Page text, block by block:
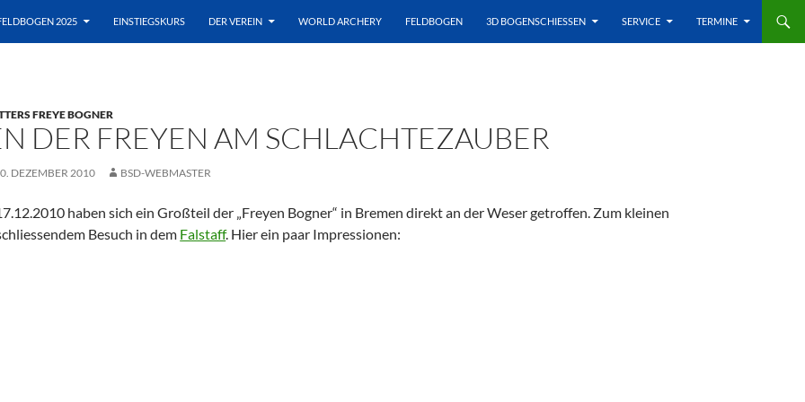
2025 EINSTIEGSKURS DER VEREIN WORLD ARCHERY FELDBOGEN 3D BOGENSCHIESSEN SERVICE TERMINE
FREYE BOGNER
DER FREYEN AM SCHLACHTEZAUBER
DEZEMBER 2010 BSD-WEBMASTER
haben sich ein Großteil der „Freyen Bogner“ in Bremen direkt an der Weser getroffen. Zum kleinen
Besuch in dem Falstaff. Hier ein paar Impressionen: